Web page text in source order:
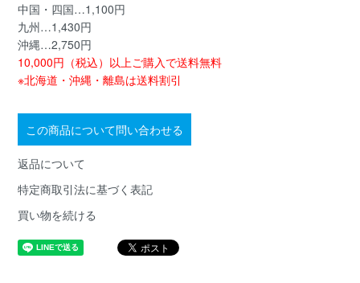
中国・四国…1,100円
九州…1,430円
沖縄…2,750円
10,000円（税込）以上ご購入で送料無料
※北海道・沖縄・離島は送料割引
この商品について問い合わせる
返品について
特定商取引法に基づく表記
買い物を続ける